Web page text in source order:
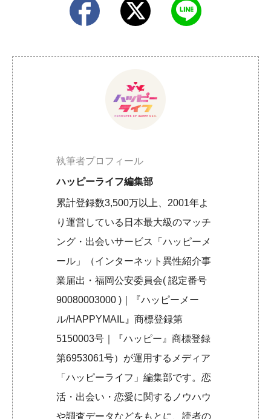
執筆者プロフィール
ハッピーライフ編集部
累計登録数3,500万以上、2001年よ
り運営している日本最大級のマッチ
ング・出会いサービス「ハッピーメ
ール」（インターネット異性紹介事
業届出・福岡公安委員会( 認定番号
90080003000 )｜『ハッピーメー
ル/HAPPYMAIL』商標登録第
5150003号｜『ハッピー』商標登録
第6953061号）が運用するメディア
「ハッピーライフ」編集部です。恋
活・出会い・恋愛に関するノウハウ
や調査データなどをもとに、読者の